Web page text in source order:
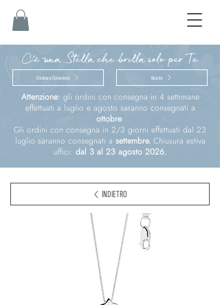
C'è una Stella che brilla solo per Te
Cresima e Comunione Nascita
Attenzione: gli ordini con consegna in 4 settimane
effettuati a luglio e agosto saranno consegnati a
ottobre.
Gli ordini con consegna in 2/3 giorni effettuati dal 23
luglio saranno consegnati a settembre.Chiusura estiva
uffici: dal 3 al 23 agosto 2026.
INDIETRO